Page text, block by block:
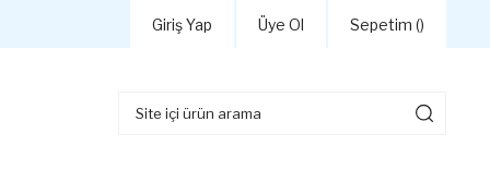
Giriş Yap Üye Ol Sepetim ()